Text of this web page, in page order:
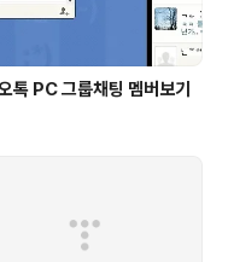
톡 PC 그룹채팅 멤버보기